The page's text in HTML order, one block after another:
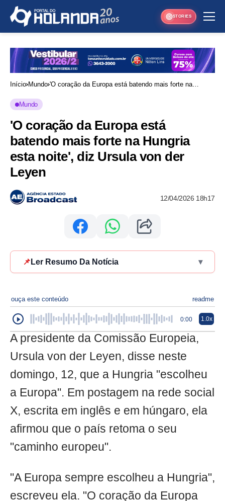
STORIES
Início Mundo 'O coração da Europa está batendo mais forte na
Mundo
'O coração da Europa está
batendo mais forte na Hungria
esta noite', diz Ursula von der
Leyen
12/04/2026 18h17
📌 Ler Resumo Da Notícia ▾
ouça este conteúdo readme
0:00 1.0x
A presidente da Comissão Europeia,
Ursula von der Leyen, disse neste
domingo, 12, que a Hungria "escolheu
a Europa". Em postagem na rede social
X, escrita em inglês e em húngaro, ela
afirmou que o país retoma o seu
"caminho europeu".
"A Europa sempre escolheu a Hungria",
escreveu ela. "O coração da Europa